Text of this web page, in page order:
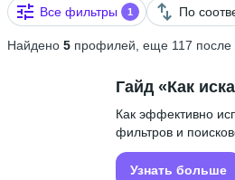
Все фильтры
1 По
Найдено 5 профилей, еще 117 после
Гайд «Как
Как эффективно
фильтров и
Узнать больше